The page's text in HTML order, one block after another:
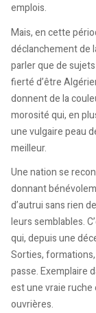
emplois.
Mais, en cette
déclanchement de
parler que de
fierté d’être
donnent de la
morosité qui, en
une vulgaire peau
meilleur.
Une nation se
donnant
d’autrui sans rien
leurs semblables.
qui, depuis une
Sorties,
passe. Exemplaire
est une vraie ruche
ouvrières.